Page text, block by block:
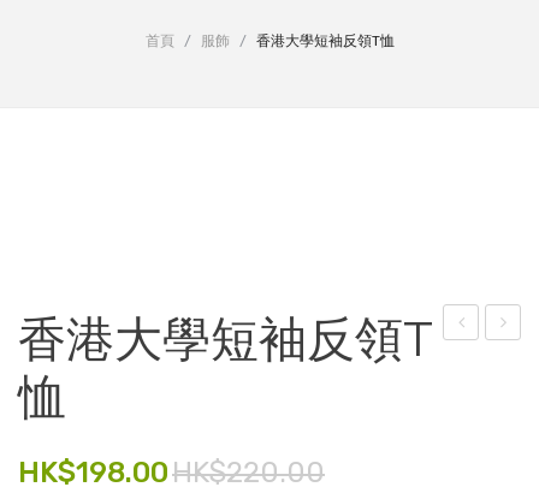
擺設
電子產品
食品飲料
首頁 / 服飾 / 香港大學短袖反領T恤
香港大學短袖反領T
恤
HK$220.00
HK$198.00